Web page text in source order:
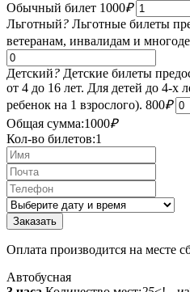
Обычный билет 1000₽
Льготный? Льготные билеты
ветеранам, инвалидам и
Детский? Детские билеты
от 4 до 16 лет. Для детей до 4-х
ребенок на 1 взрослого). 800₽
Общая сумма:1000₽
Кол-во билетов:1
Оплата производится на месте
Автобусная